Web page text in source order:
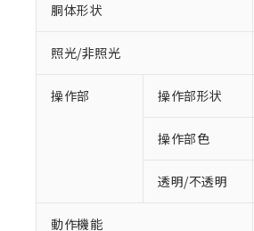
胴体形状
照光/非照光
操作部 操作部形状
操作部色
透明/不透明
動作機能